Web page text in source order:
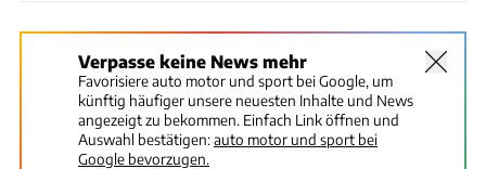
Verpasse keine News mehr
Favorisiere auto motor und sport bei Google, um
künftig häufiger unsere neuesten Inhalte und News
angezeigt zu bekommen. Einfach Link öffnen und
Auswahl bestätigen:auto motor und sport bei
Google bevorzugen.